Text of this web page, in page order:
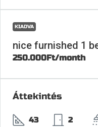
KIADVA
nice furnished 1
250.000Ft/month
Áttekintés
43
2